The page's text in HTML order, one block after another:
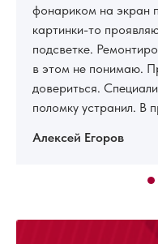
фонариком на экран
картинки-то
подсветке.
в этом не понимаю.
довериться.
поломку устранил. В
Алексей Егоров